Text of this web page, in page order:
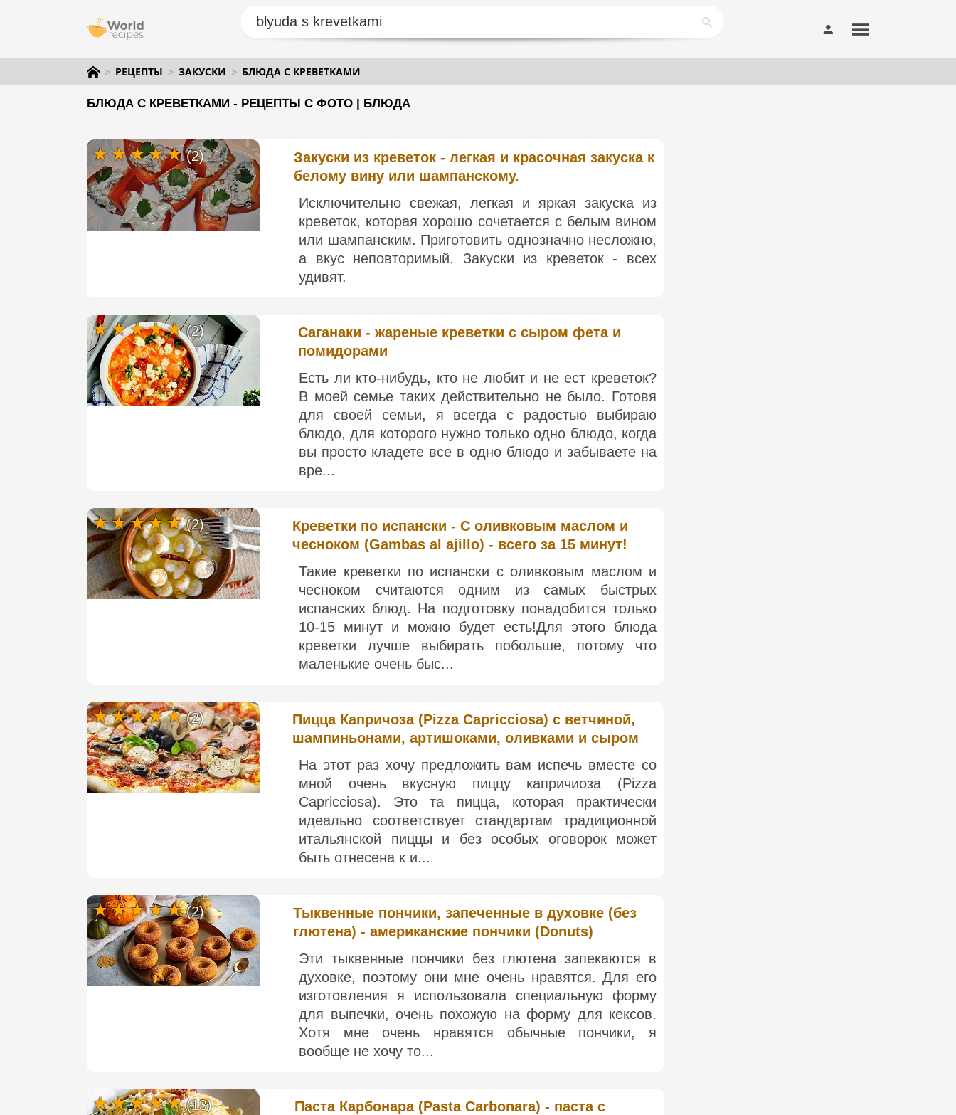
РЕЦЕПТЫ ЗАКУСКИ БЛЮДА С КРЕВЕТКАМИ
БЛЮДА С КРЕВЕТКАМИ - РЕЦЕПТЫ С ФОТО | БЛЮДА
Закуски из креветок - легкая и красочная закуска к
белому вину или шампанскому.
Исключительно свежая, легкая и яркая закуска из
креветок, которая хорошо сочетается с белым вином
или шампанским. Приготовить однозначно несложно,
а вкус неповторимый. Закуски из креветок - всех
удивят.
(2)
Саганаки - жареные креветки с сыром фета и
помидорами
Есть ли кто-нибудь, кто не любит и не ест креветок?
В моей семье таких действительно не было. Готовя
для своей семьи, я всегда с радостью выбираю
блюдо, для которого нужно только одно блюдо, когда
вы просто кладете все в одно блюдо и забываете на
вре...
(2)
Креветки по испански - С оливковым маслом и
чесноком (Gambas al ajillo) - всего за 15 минут!
Такие креветки по испански с оливковым маслом и
чесноком считаются одним из самых быстрых
испанских блюд. На подготовку понадобится только
10-15 минут и можно будет есть!Для этого блюда
креветки лучше выбирать побольше, потому что
маленькие очень быс...
(2)
Пицца Капричоза (Pizza Capricciosa) с ветчиной,
шампиньонами, артишоками, оливками и сыром
На этот раз хочу предложить вам испечь вместе со
мной очень вкусную пиццу капричиоза (Pizza
Capricciosa). Это та пицца, которая практически
идеально соответствует стандартам традиционной
итальянской пиццы и без особых оговорок может
быть отнесена к и...
(2)
Тыквенные пончики, запеченные в духовке (без
глютена) - американские пончики (Donuts)
Эти тыквенные пончики без глютена запекаются в
духовке, поэтому они мне очень нравятся. Для его
изготовления я использовала специальную форму
для выпечки, очень похожую на форму для кексов.
Хотя мне очень нравятся обычные пончики, я
вообще не хочу то...
(2)
Паста Карбонара (Pasta Carbonara) - паста с
(13)